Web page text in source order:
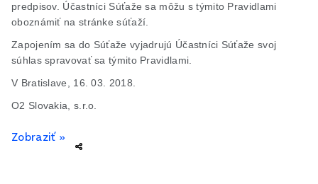
predpisov. Účastníci Súťaže sa môžu s týmito Pravidlami
oboznámiť na stránke súťaží.
Zapojením sa do Súťaže vyjadrujú Účastníci Súťaže svoj
súhlas spravovať sa týmito Pravidlami.
V Bratislave, 16. 03. 2018.
O2 Slovakia, s.r.o.
Zobraziť »